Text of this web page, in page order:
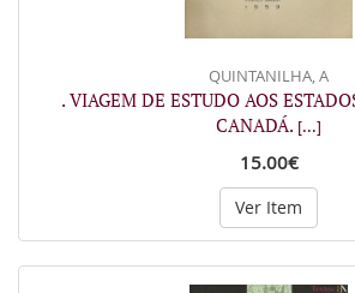
QUINTANILHA, A
. VIAGEM DE ESTUDO AOS
CANADÁ. [...]
15.00€
Ver Item